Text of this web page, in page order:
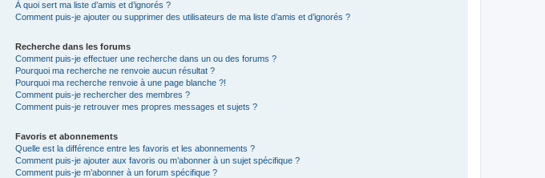
À quoi sert ma liste d’amis et d’ignorés ?
Comment puis-je ajouter ou supprimer des utilisateurs de ma liste d’amis et d’ignorés ?
Recherche dans les forums
Comment puis-je effectuer une recherche dans un ou des forums ?
Pourquoi ma recherche ne renvoie aucun résultat ?
Pourquoi ma recherche renvoie à une page blanche ?!
Comment puis-je rechercher des membres ?
Comment puis-je retrouver mes propres messages et sujets ?
Favoris et abonnements
Quelle est la différence entre les favoris et les abonnements ?
Comment puis-je ajouter aux favoris ou m’abonner à un sujet spécifique ?
Comment puis-je m’abonner à un forum spécifique ?